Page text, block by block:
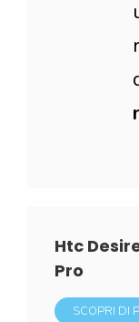
Htc
Pro
SCOPRI DI